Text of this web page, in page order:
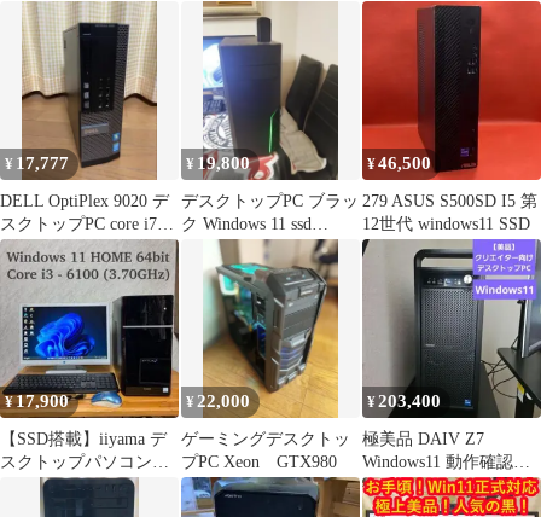
型PC
モニターマウスキーボ
ード パルワールド フォ
ートナイト APEX
¥ 17,777
DELL OptiPlex 9020 デ
スクトップPC core i7
1TB
¥ 19,800
デスクトップPC ブラッ
ク Windows 11 ssd
128GB
¥46,500
279 ASUS S500SD I5 第
12世代 windows11 SSD
¥17,900
【SSD搭載】iiyama デ
スクトップパソコンモ
ニターセット 240GB
¥ 22,000
ゲーミングデスクトッ
プPC Xeon GTX980
¥203,400
極美品 DAIV Z7
Windows11 動作確認済
み 動画 写真 CG 映像